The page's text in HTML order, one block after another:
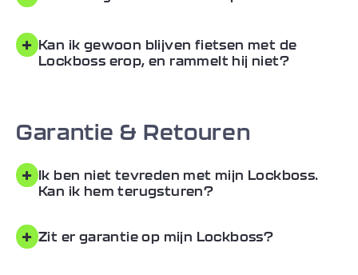
+ Kan ik gewoon blijven fietsen met de
Lockboss erop, en rammelt hij niet?
Garantie & Retouren
+ Ik ben niet tevreden met mijn Lockboss.
Kan ik hem terugsturen?
+ Zit er garantie op mijn Lockboss?